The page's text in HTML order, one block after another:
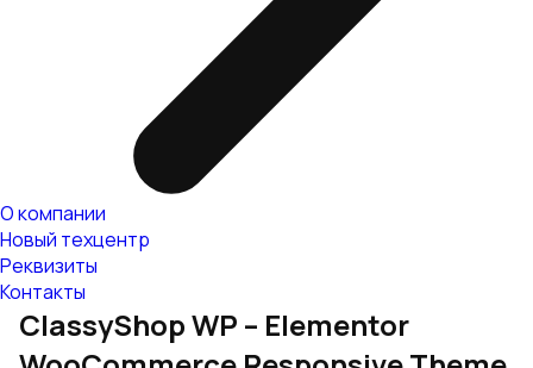
О компании
Новый техцентр
Реквизиты
Контакты
ClassyShop WP – Elementor